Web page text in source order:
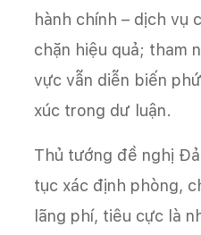
hành chính – dịch vụ
chặn hiệu quả; tham
vực vẫn diễn biến
xúc trong dư luận.
Thủ tướng đề nghị
tục xác định phòng,
lãng phí, tiêu cực là